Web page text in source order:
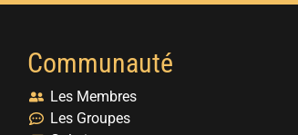
Communauté
Les Membres
Les Groupes